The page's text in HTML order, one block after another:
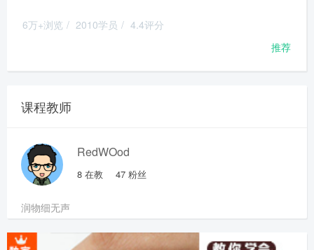
6万+浏览 / 2010学员 / 4.4评分
推荐
课程教师
RedWOod
8 在教 47 粉丝
润物细无声